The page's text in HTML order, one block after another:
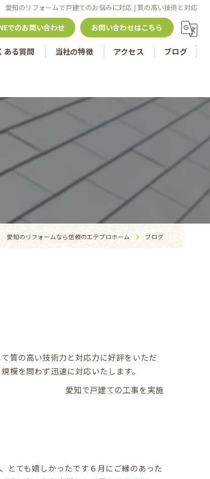
愛知のリフォームで戸建てのお悩みに対応 | 質の高い技術と対応
でのお問い合わせ お問い合わせはこちら
ある質問 当社の特徴
津島市のリフォーム
内装工事
アクセス ブログ
愛知のリフォームなら信頼のエテプロホーム ブログ
質の高い技術力と対応力に好評をいただ
模を問わず迅速に対応いたします。
愛知で戸建ての工事を実施
とても嬉しかったです６月にご縁のあった